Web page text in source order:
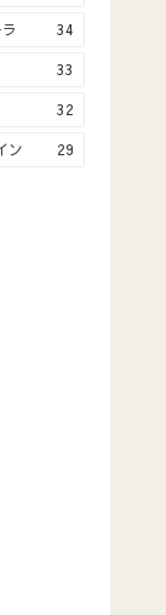
34
33
32
ン 29